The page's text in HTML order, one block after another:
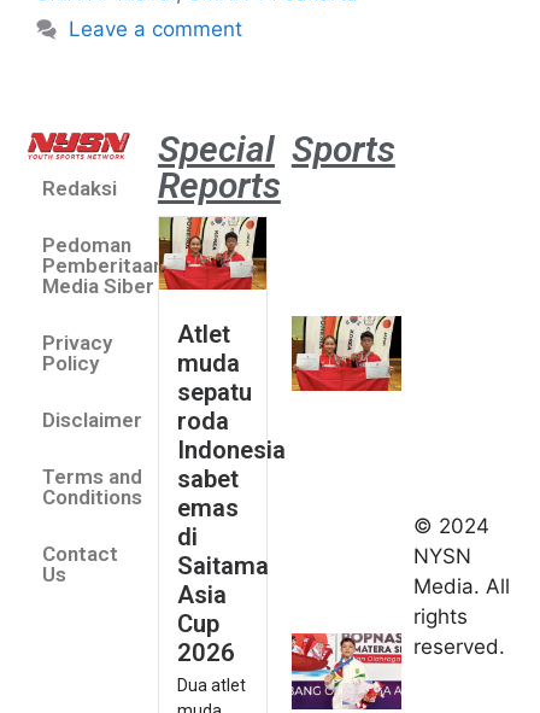
Leave a comment
Redaksi
Pedoman
Pemberitaan
Media Siber
Privacy
Policy
Disclaimer
Terms and
Conditions
Contact
Us
Special
Reports
Atlet
muda
sepatu
roda
Indonesia
sabet
emas
di
Saitama
Asia
Cup
2026
Dua atlet
Sports
2026
Indonesia
kirim tiga
lifter
muda ke
Kejuaraan
© 2024
NYSN
Media. All
rights
reserved.